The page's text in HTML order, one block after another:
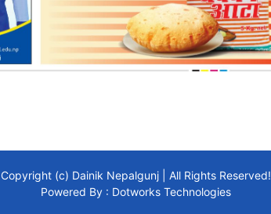
Copyright (c) Dainik Nepalgunj | All Rights Reserved!
Powered By : Dotworks Technologies